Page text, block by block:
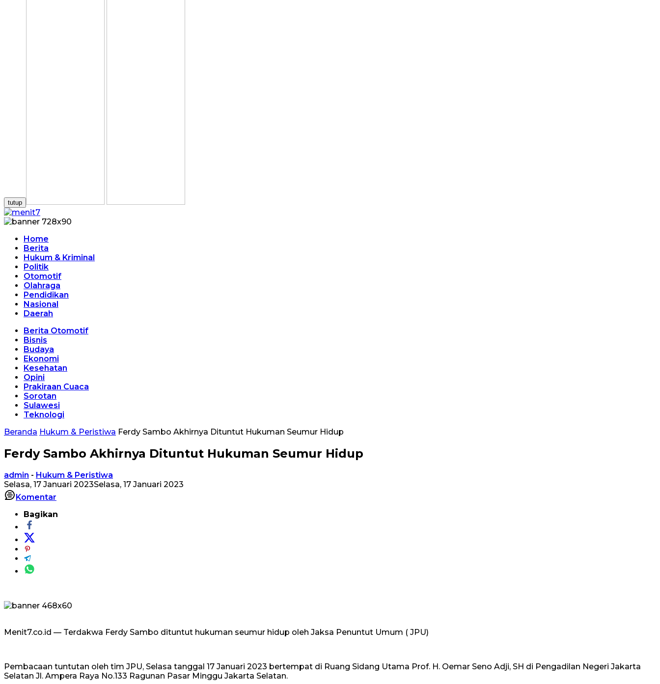
tutup
Home
Berita
Hukum & Kriminal
Politik
Otomotif
Olahraga
Pendidikan
Nasional
Daerah
Berita Otomotif
Bisnis
Budaya
Ekonomi
Kesehatan
Opini
Prakiraan Cuaca
Sorotan
Sulawesi
Teknologi
Beranda Hukum & Peristiwa Ferdy Sambo Akhirnya Dituntut Hukuman Seumur Hidup
Ferdy Sambo Akhirnya Dituntut Hukuman Seumur Hidup
admin - Hukum & Peristiwa
Selasa, 17 Januari 2023Selasa, 17 Januari 2023
Komentar
Bagikan
Menit7.co.id — Terdakwa Ferdy Sambo dituntut hukuman seumur hidup oleh Jaksa Penuntut Umum ( JPU)
Pembacaan tuntutan oleh tim JPU, Selasa tanggal 17 Januari 2023 bertempat di Ruang Sidang Utama Prof. H. Oemar Seno Adji, SH di Pengadilan Negeri Jakarta
Selatan Jl. Ampera Raya No.133 Ragunan Pasar Minggu Jakarta Selatan.